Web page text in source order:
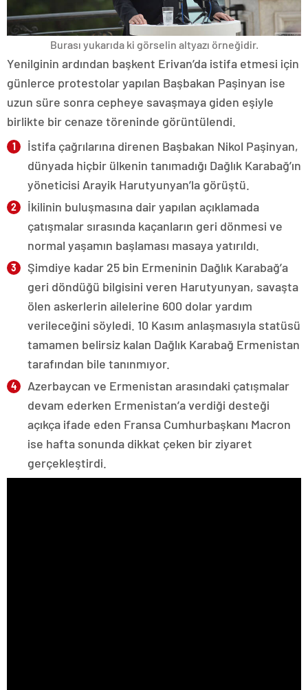
Burası yukarıda ki görselin altyazı örneğidir.
Yenilginin ardından başkent Erivan’da istifa etmesi için
günlerce protestolar yapılan Başbakan Paşinyan ise
uzun süre sonra cepheye savaşmaya giden eşiyle
birlikte bir cenaze töreninde görüntülendi.
İstifa çağrılarına direnen Başbakan Nikol Paşinyan,
dünyada hiçbir ülkenin tanımadığı Dağlık Karabağ’ın
yöneticisi Arayik Harutyunyan’la görüştü.
İkilinin buluşmasına dair yapılan açıklamada
çatışmalar sırasında kaçanların geri dönmesi ve
normal yaşamın başlaması masaya yatırıldı.
Şimdiye kadar 25 bin Ermeninin Dağlık Karabağ’a
geri döndüğü bilgisini veren Harutyunyan, savaşta
ölen askerlerin ailelerine 600 dolar yardım
verileceğini söyledi. 10 Kasım anlaşmasıyla statüsü
tamamen belirsiz kalan Dağlık Karabağ Ermenistan
tarafından bile tanınmıyor.
Azerbaycan ve Ermenistan arasındaki çatışmalar
devam ederken Ermenistan’a verdiği desteği
açıkça ifade eden Fransa Cumhurbaşkanı Macron
ise hafta sonunda dikkat çeken bir ziyaret
gerçekleştirdi.